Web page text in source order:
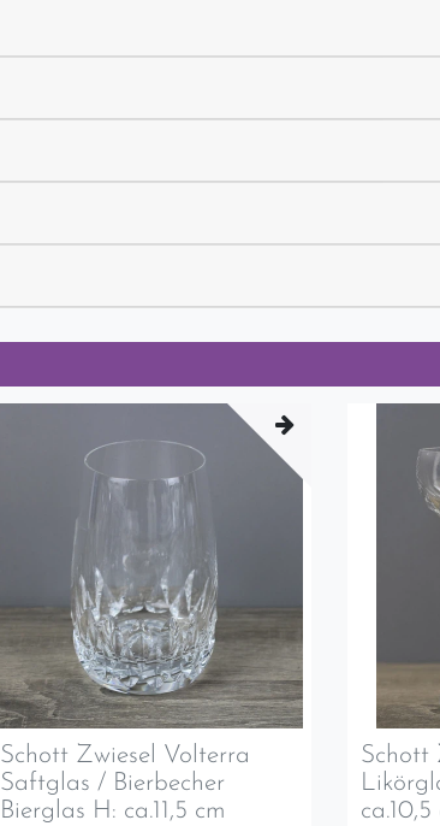
Schott Zwiesel Volterra
Saftglas / Bierbecher
Bierglas H: ca.11,5 cm
Schott
ca.10,5